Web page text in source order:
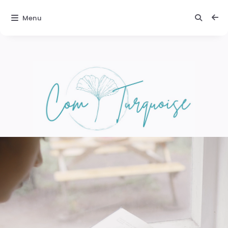
ComturquoiseTexte 2 :
ambiance
magique
Laissez-vous
Menu